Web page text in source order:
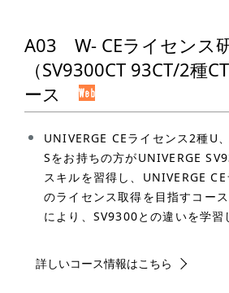
A03 W- CEライセンス
（SV9300CT 93CT/2種
ース
UNIVERGE CEライセンス2種U
Sをお持ちの方がUNIVERGE
スキルを習得し、UNIVERGE
のライセンス取得を目指すコー
により、SV9300との違いを学習
詳しいコース情報はこちら